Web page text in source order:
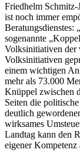
Friedhelm
ist noch immer
Beratungsdienstes:
sogenannte
Volksinitiativen der
Volksinitiativen
einem wichtigen
mehr als 73.000
Knüppel zwischen
Seiten die
deutlich
wirksames
Landtag kann den
eigener Kompetenz